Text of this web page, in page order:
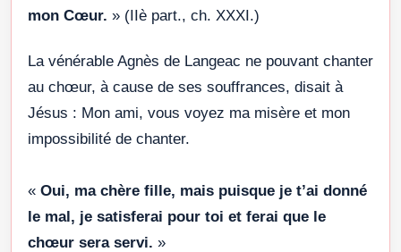
mon Cœur. » (IIè part., ch. XXXI.)
La vénérable Agnès de Langeac ne pouvant chanter
au chœur, à cause de ses souffrances, disait à
Jésus : Mon ami, vous voyez ma misère et mon
impossibilité de chanter.
« Oui, ma chère fille, mais puisque je t’ai donné
le mal, je satisferai pour toi et ferai que le
chœur sera servi. »